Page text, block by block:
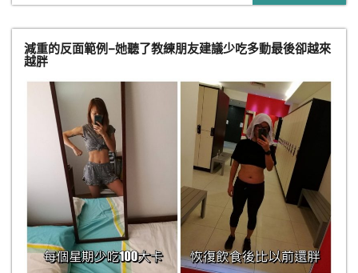
減重的反面範例–她聽了教練朋友建議少吃多動最後卻越來
越胖